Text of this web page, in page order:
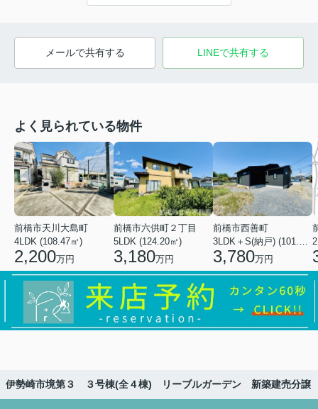
メールで共有する LINEで共有する
よく見られている物件
前橋市天川大島町
4LDK (108.47㎡)
2,200万円
前橋市六供町２丁目
5LDK (124.20㎡)
3,180万円
前橋市西善町
3,780万円
伊勢崎市境第３ ３号棟(全４棟) リーブルガーデン 新築建売分譲